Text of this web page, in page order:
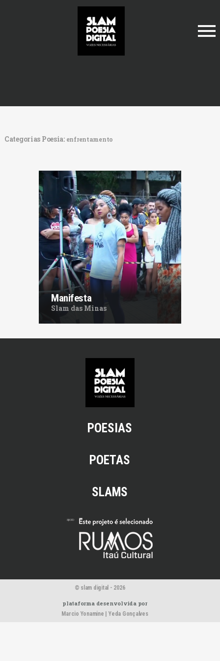
archive.php
Categorias Poesia: enfrentamento
Manifesta
Slam das Minas
POESIAS
POETAS
SLAMS
apoio
© slam digital - 2026
plataforma desenvolvida por
Marcio Yonamine | Yeda Gonçalves